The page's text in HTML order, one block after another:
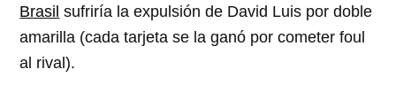
Brasil sufriría la expulsión de David Luis por doble
amarilla (cada tarjeta se la ganó por cometer foul
al rival).